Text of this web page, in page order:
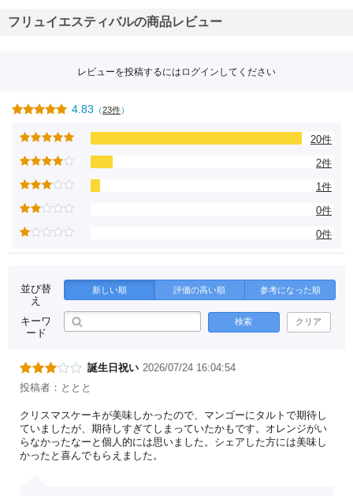
フリュイエスティバルの商品レビュー
レビューを投稿するには ログイン してください
4.83 （23件）
20件
2件
1件
0件
0件
並び替
え
新しい順 評価の高い順 参考になった順
キーワ
ード
検索 クリア
誕生日祝い 2026/07/24 16:04:54
投稿者：ととと
クリスマスケーキが美味しかったので、マンゴーにタルトで期待し
ていましたが、期待しすぎてしまっていたかもです。オレンジがい
らなかったなーと個人的には思いました。シェアした方には美味し
かったと喜んでもらえました。